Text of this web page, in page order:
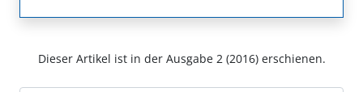
Dieser Artikel ist in der Ausgabe 2 (2016) erschienen.